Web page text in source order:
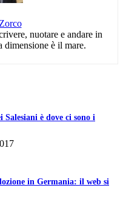
nuotare e andare in
dimensione è il mare.
Salesiani è dove ci sono i
in Germania: il web si